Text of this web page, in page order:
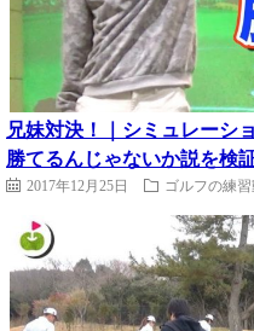
兄妹対決！｜シミュレーシ
勝てるんじゃないか説を検
2017年12月25日 ゴルフの練